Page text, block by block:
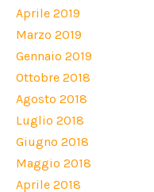
Aprile 2019
Marzo 2019
Gennaio 2019
Ottobre 2018
Agosto 2018
Luglio 2018
Giugno 2018
Maggio 2018
Aprile 2018